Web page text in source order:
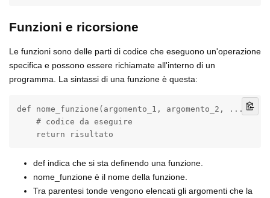
Funzioni e ricorsione
Le funzioni sono delle parti di codice che eseguono un'operazione
specifica e possono essere richiamate all'interno di un
programma. La sintassi di una funzione è questa:
def nome_funzione(argomento_1, argomento_2, ...):
    # codice da eseguire
    return risultato
def indica che si sta definendo una funzione.
nome_funzione è il nome della funzione.
Tra parentesi tonde vengono elencati gli argomenti che la